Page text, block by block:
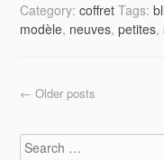
Category:coffret Tags:
modèle, neuves,petites,
Post
← Older posts
Search